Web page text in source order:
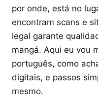
por onde, está no
encontram scans e
legal garante
mangá. Aqui eu vou
português, como
digitais, e passos
mesmo.